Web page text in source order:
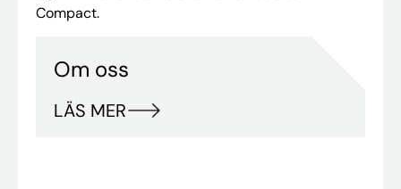
Compact.
Om oss
LÄS MER